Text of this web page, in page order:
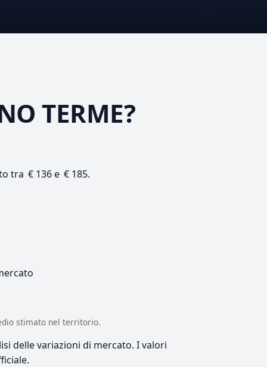
TERME?
tra € 136 e € 185.
stimato nel territorio.
delle variazioni di mercato. I valori